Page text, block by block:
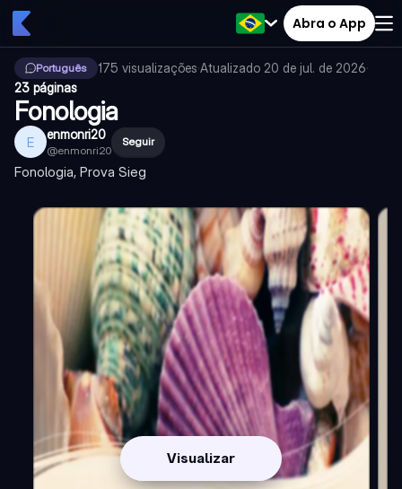
Abra o App
Português 175 visualizações·Atualizado 20 de jul. de 2026·
23 páginas
Fonologia
E enmonri20
@enmonri20
Seguir
Fonologia, Prova Sieg
Visualizar